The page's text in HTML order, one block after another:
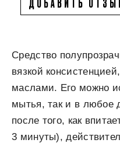
Средство
вязкой
маслами. Его можно
мытья, так и в любое
после того, как
3 минуты),